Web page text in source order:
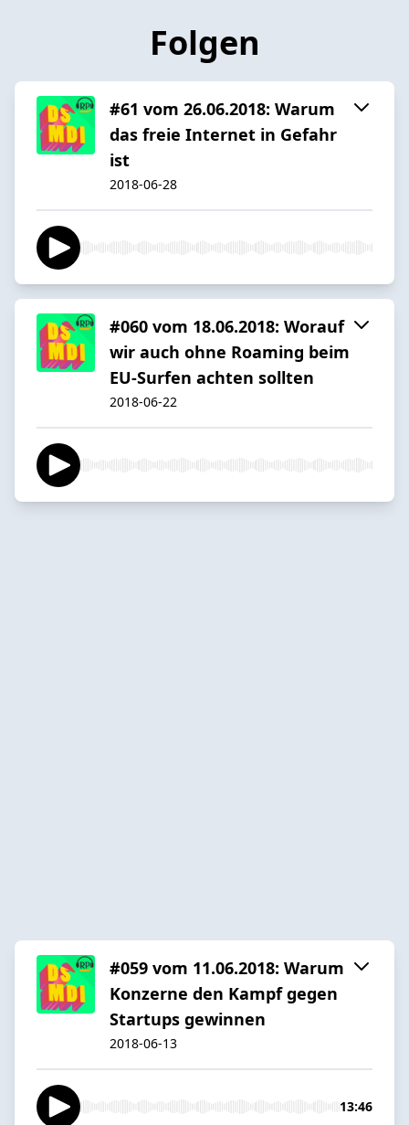
Folgen
#61 vom 26.06.2018: Warum
das freie Internet in Gefahr
ist
2018-06-28
#060 vom 18.06.2018: Worauf
wir auch ohne Roaming beim
EU-Surfen achten sollten
2018-06-22
#059 vom 11.06.2018: Warum
Konzerne den Kampf gegen
Startups gewinnen
2018-06-13
13:46